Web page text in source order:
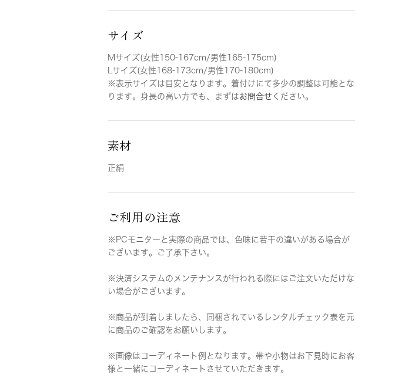
サイズ
Mサイズ(女性150-167cm/男性165-175cm)
Lサイズ(女性168-173cm/男性170-180cm)
※表示サイズは目安となります。着付けにて多少の調整は可能とな
ります。身長の高い方でも、まずはお問合せ ください。
素材
正絹
ご利用の注意
※PCモニターと実際の商品では、色味に若干の違いがある場合が
ございます。ご了承下さい。
※決済システムのメンテナンスが行われる際にはご注文いただけな
い場合がございます。
※商品が到着しましたら、同梱されているレンタルチェック表を元
に商品のご確認をお願いします。
※画像はコーディネート例となります。帯や小物はお下見時にお客
様と一緒にコーディネートさせていただきます。